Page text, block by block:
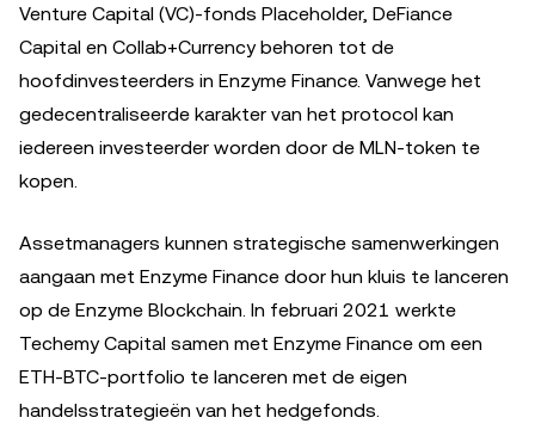
Venture Capital (VC)-fonds Placeholder, DeFiance
Capital en Collab+Currency behoren tot de
hoofdinvesteerders in Enzyme Finance. Vanwege het
gedecentraliseerde karakter van het protocol kan
iedereen investeerder worden door de MLN-token te
kopen.
Assetmanagers kunnen strategische samenwerkingen
aangaan met Enzyme Finance door hun kluis te lanceren
op de Enzyme Blockchain. In februari 2021 werkte
Techemy Capital samen met Enzyme Finance om een
ETH-BTC-portfolio te lanceren met de eigen
handelsstrategieën van het hedgefonds.